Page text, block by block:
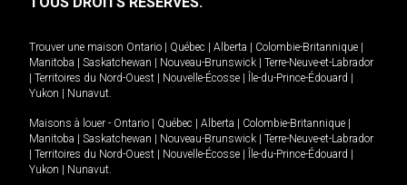
Trouver une maison Ontario Québec Alberta Colombie-Britannique
Manitoba
Saskatchewan Nouveau-Brunswick
Terre-Neuve-et-Labrador
Territoires du Nord-Ouest Nouvelle-Écosse Île-du-Prince-Édouard
Yukon
Nunavut.
Maisons à louer - Ontario Québec Alberta Colombie-Britannique
Manitoba
Saskatchewan Nouveau-Brunswick
Terre-Neuve-et-Labrador
Territoires du Nord-Ouest Nouvelle-Écosse Île-du-Prince-Édouard
Yukon
Nunavut.